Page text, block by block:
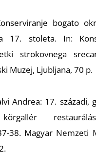
bogato
17. stoleta. In:
strokovnega
Muzej, Ljubljana, 70 p.
Andrea: 17. századi,
38. Magyar Nemzeti